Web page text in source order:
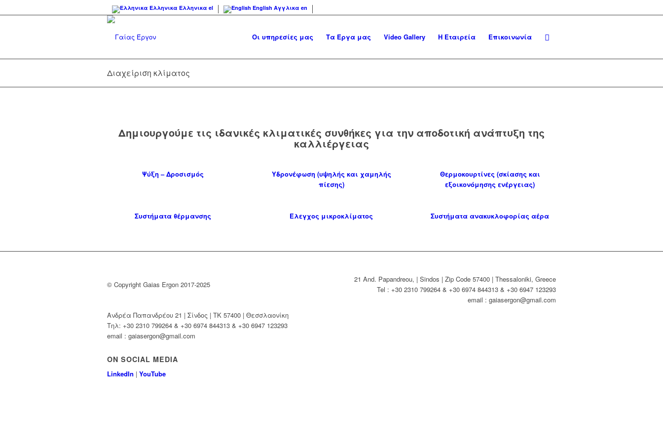
Ελληνικα Ελληνικα el English Αγγλικα en
Οι υπηρεσίες μας Τα Έργα μας Video Gallery Η Εταιρεία Επικοινωνία
Διαχείριση κλίματος
Δημιουργούμε τις ιδανικές κλιματικές συνθήκες για την αποδοτική ανάπτυξη της
καλλιέργειας
Ψύξη – Δροσισμός
Υδρονέφωση (υψηλής και χαμηλής
πίεσης)
Θερμοκουρτίνες (σκίασης και
εξοικονόμησης ενέργειας)
Συστήματα θέρμανσης Έλεγχος μικροκλίματος Συστήματα ανακυκλοφορίας αέρα
© Copyright Gaias Ergon 2017-2025
Ανδρέα Παπανδρέου 21 | Σίνδος | ΤΚ 57400 | Θεσσλαονίκη
Τηλ: +30 2310 799264 & +30 6974 844313 & +30 6947 123293
email : gaiasergon@gmail.com
ON SOCIAL MEDIA
LinkedIn | YouTube
21 And. Papandreou, | Sindos | Zip Code 57400 | Thessaloniki, Greece
Tel : +30 2310 799264 & +30 6974 844313 & +30 6947 123293
email : gaiasergon@gmail.com